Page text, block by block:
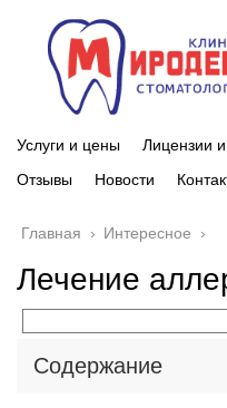
Услуги и цены Лицензии
Отзывы
Новости
Главная › Интересное ›
Лечение
Содержание